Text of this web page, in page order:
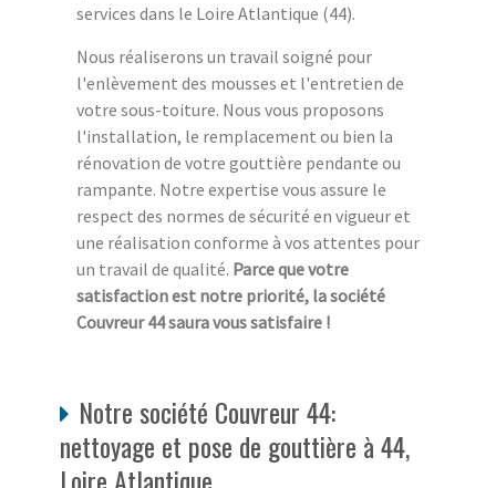
services dans le Loire Atlantique (44).
Nous réaliserons un travail soigné pour
l'enlèvement des mousses et l'entretien de
votre sous-toiture. Nous vous proposons
l'installation, le remplacement ou bien la
rénovation de votre gouttière pendante ou
rampante. Notre expertise vous assure le
respect des normes de sécurité en vigueur et
une réalisation conforme à vos attentes pour
un travail de qualité. Parce que votre
satisfaction est notre priorité, la société
Couvreur 44 saura vous satisfaire !
Notre société Couvreur 44:
nettoyage et pose de gouttière à 44,